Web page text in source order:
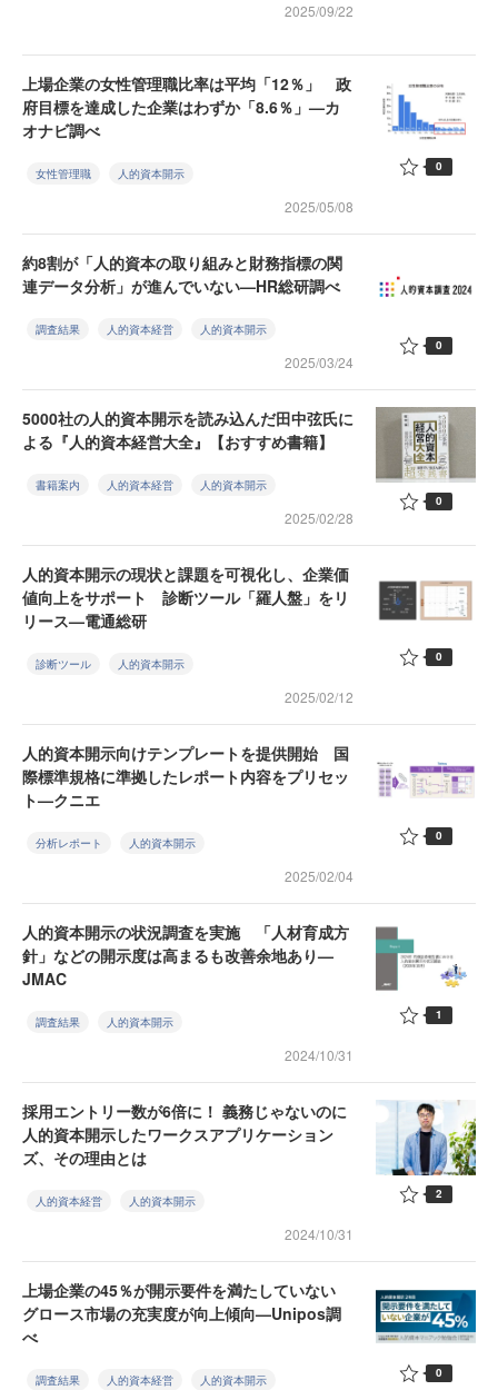
2025/09/22
上場企業の女性管理職比率は平均「12％」 政
府目標を達成した企業はわずか「8.6％」—カ
オナビ調べ
女性管理職 人的資本開示
2025/05/08
0
約8割が「人的資本の取り組みと財務指標の関
連データ分析」が進んでいない—HR総研調べ
調査結果 人的資本経営 人的資本開示
2025/03/24
0
5000社の人的資本開示を読み込んだ田中弦氏に
よる『人的資本経営大全』【おすすめ書籍】
書籍案内 人的資本経営 人的資本開示
2025/02/28
0
人的資本開示の現状と課題を可視化し、企業価
値向上をサポート 診断ツール「羅人盤」をリ
リース—電通総研
診断ツール 人的資本開示
2025/02/12
0
人的資本開示向けテンプレートを提供開始 国
際標準規格に準拠したレポート内容をプリセッ
ト—クニエ
分析レポート 人的資本開示
2025/02/04
0
人的資本開示の状況調査を実施 「人材育成方
針」などの開示度は高まるも改善余地あり—
JMAC
調査結果 人的資本開示
2024/10/31
1
採用エントリー数が6倍に！ 義務じゃないのに
人的資本開示したワークスアプリケーション
ズ、その理由とは
人的資本経営 人的資本開示
2024/10/31
2
上場企業の45％が開示要件を満たしていない
グロース市場の充実度が向上傾向—Unipos調
べ
調査結果 人的資本経営 人的資本開示 0